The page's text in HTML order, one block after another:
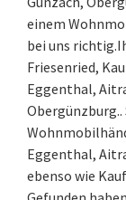
einem
bei uns
Friesenried,
Eggenthal,
Obergünzburg..
Eggenthal,
ebenso wie